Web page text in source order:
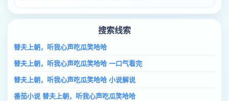
搜索线索
替夫上朝，听我心声吃瓜笑哈哈
替夫上朝，听我心声吃瓜笑哈哈 一口气看完
替夫上朝，听我心声吃瓜笑哈哈 小说解说
番茄小说 替夫上朝，听我心声吃瓜笑哈哈